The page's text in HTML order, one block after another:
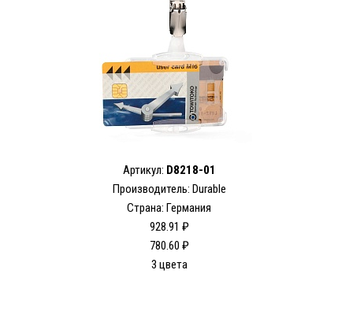
Артикул: D8218-01
Производитель: Durable
Страна: Германия
928.91 ₽
780.60 ₽
3 цвета